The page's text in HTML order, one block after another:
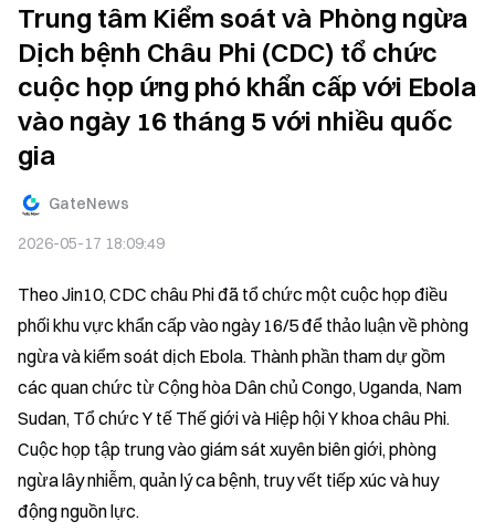
Trung tâm Kiểm soát và Phòng ngừa
Dịch bệnh Châu Phi (CDC) tổ chức
cuộc họp ứng phó khẩn cấp với Ebola
vào ngày 16 tháng 5 với nhiều quốc
gia
GateNews
2026-05-17 18:09:49
Theo Jin10, CDC châu Phi đã tổ chức một cuộc họp điều
phối khu vực khẩn cấp vào ngày 16/5 để thảo luận về phòng
ngừa và kiểm soát dịch Ebola. Thành phần tham dự gồm
các quan chức từ Cộng hòa Dân chủ Congo, Uganda, Nam
Sudan, Tổ chức Y tế Thế giới và Hiệp hội Y khoa châu Phi.
Cuộc họp tập trung vào giám sát xuyên biên giới, phòng
ngừa lây nhiễm, quản lý ca bệnh, truy vết tiếp xúc và huy
động nguồn lực.